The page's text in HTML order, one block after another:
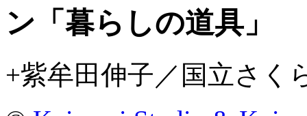
ン「暮らしの道具」
+紫牟田伸子／国立さく